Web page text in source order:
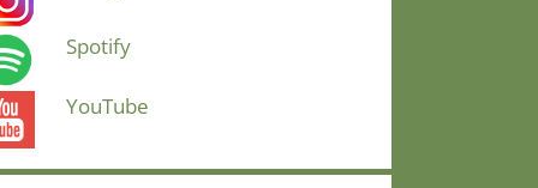
Spotify
YouTube